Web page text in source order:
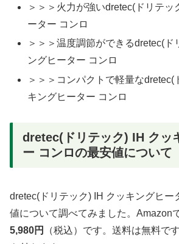
＞＞＞火力が強いdretec(ドリテッ
ーター コンロ
＞＞＞温度調節ができるdretec(ド
ングヒーター コンロ
＞＞＞コンパクトで軽量なdretec(
キングヒーター コンロ
dretec(ドリテック) IH クッ
ー コンロの最安値について
dretec(ドリテック) IH クッキングヒー
値について調べてみました。Amazon
5,980円
（税込）です。送料は無料で